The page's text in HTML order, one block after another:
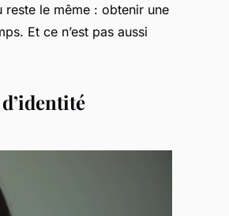
reste le même : obtenir une
Et ce n’est pas aussi